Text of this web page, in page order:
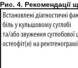
Рис. 4. Рекомендації